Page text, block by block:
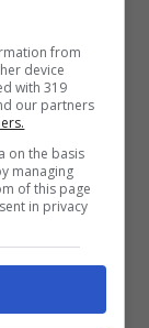
15,
from
device
with 319
our partners
on the basis
managing
of this page
in privacy